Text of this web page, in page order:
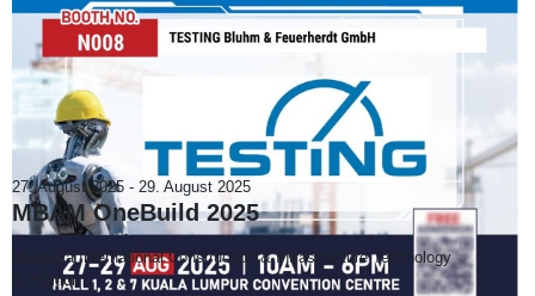
27. August 2025 - 29. August 2025
MBAM OneBuild 2025
Malaysia International Construction & Infrastructure Technology
Exhibition